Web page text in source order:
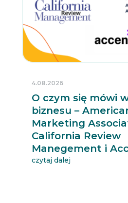
O czym się mówi
biznesu –
Marketing
California Review
Manegement i
4.08.2026
czytaj dalej